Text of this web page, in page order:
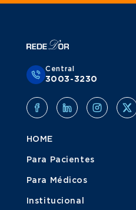
Central
3003-3230
HOME
Para Pacientes
Para Médicos
Institucional